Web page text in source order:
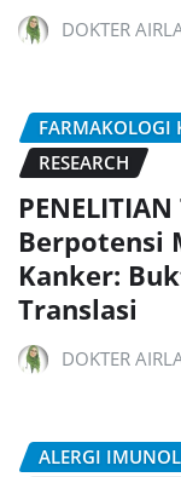
DOKTER
FARMAKOLOGI
RESEARCH
Berpotensi
Kanker:
Translasi
DOKTER
ALERGI